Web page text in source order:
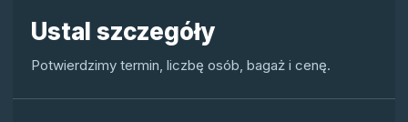
Ustal szczegóły
Potwierdzimy termin, liczbę osób, bagaż i cenę.